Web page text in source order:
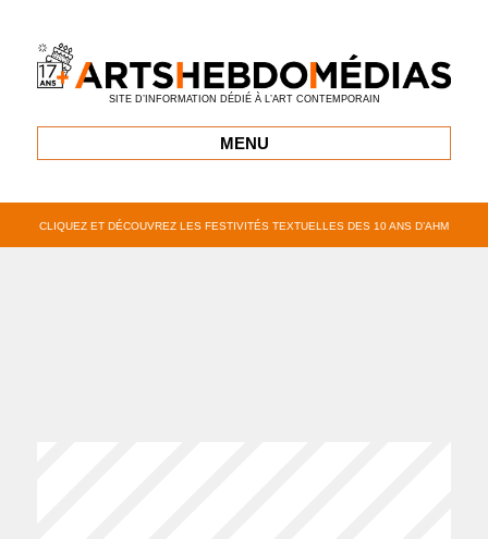
SITE D’INFORMATION DÉDIÉ À L’ART CONTEMPORAIN
MENU
CLIQUEZ ET DÉCOUVREZ LES FESTIVITÉS TEXTUELLES DES 10 ANS D’AHM